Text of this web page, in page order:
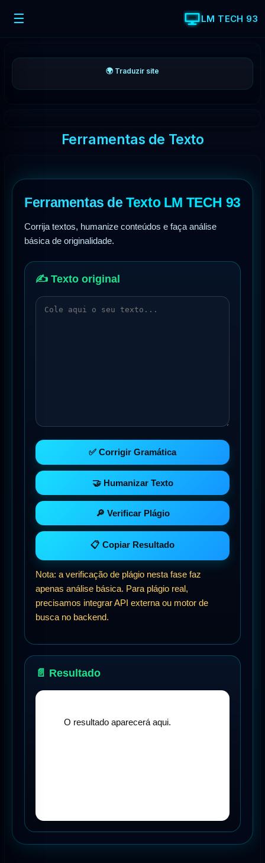
☰ LM TECH 93
🌍 Traduzir site
Ferramentas de Texto
Ferramentas deTexto LM TECH 93
Corrija textos, humanize conteúdos e faça análise
básica de originalidade.
✍️ Texto original
✅ Corrigir Gramática
🤝 Humanizar Texto
🔎 Verificar Plágio
📋 Copiar Resultado
Nota: a verificação de plágio nesta fase faz
apenas análise básica. Para plágio real,
precisamos integrar API externa ou motor de
busca no backend.
📄 Resultado